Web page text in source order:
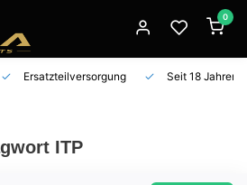
0
Ersatzteilversorgung Seit 18 Jahren
ITP